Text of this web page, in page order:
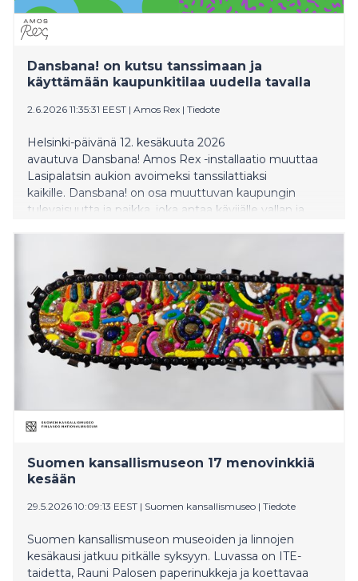
Dansbana! on kutsu tanssimaan ja
käyttämään kaupunkitilaa uudella tavalla
2.6.2026 11:35:31 EEST | Amos Rex | Tiedote
Helsinki-päivänä 12. kesäkuuta 2026
avautuva Dansbana! Amos Rex -installaatio muuttaa
Lasipalatsin aukion avoimeksi tanssilattiaksi
kaikille. Dansbana! on osa muuttuvan kaupungin
tulevaisuutta ja paikka, joka antaa kävijälle vallan ja
Suomen kansallismuseon 17 menovinkkiä
kesään
29.5.2026 10:09:13 EEST | Suomen kansallismuseo | Tiedote
Suomen kansallismuseon museoiden ja linnojen
kesäkausi jatkuu pitkälle syksyyn. Luvassa on ITE-
taidetta, Rauni Palosen paperinukkeja ja koettavaa